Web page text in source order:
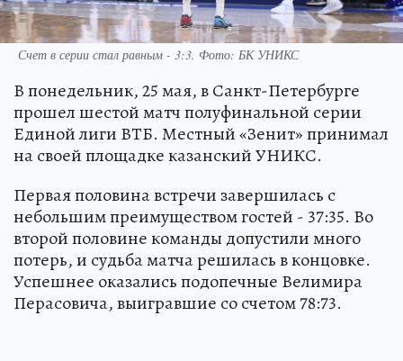
Счет в серии стал равным - 3:3. Фото: БК УНИКС
В понедельник, 25 мая, в Санкт-Петербурге
прошел шестой матч полуфинальной серии
Единой лиги ВТБ. Местный «Зенит» принимал
на своей площадке казанский УНИКС.
Первая половина встречи завершилась с
небольшим преимуществом гостей - 37:35. Во
второй половине команды допустили много
потерь, и судьба матча решилась в концовке.
Успешнее оказались подопечные Велимира
Перасовича, выигравшие со счетом 78:73.